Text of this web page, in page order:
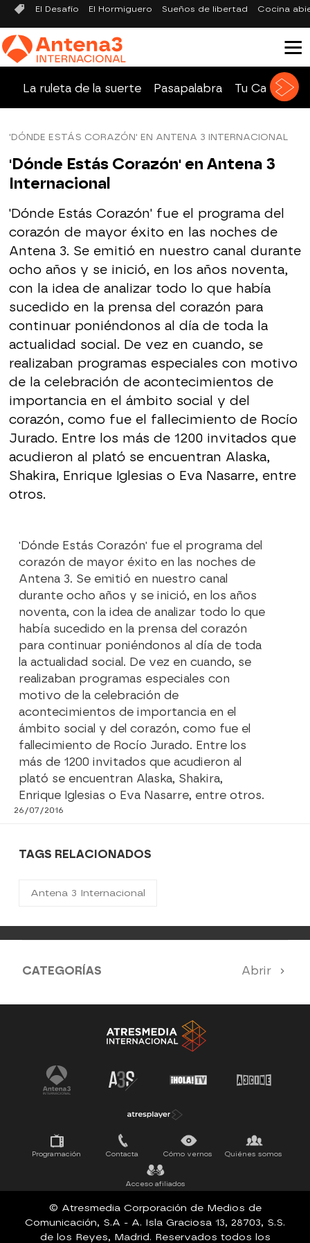
El Desafío El Hormiguero Sueños de libertad Cocina
La ruleta de la suerte Pasapalabra Tu Cara Me
'DÓNDE ESTÁS CORAZÓN' EN ANTENA 3 INTERNACIONAL
'Dónde Estás Corazón' en Antena 3
Internacional
'Dónde Estás Corazón' fue el programa del
corazón de mayor éxito en las noches de
Antena 3. Se emitió en nuestro canal durante
ocho años y se inició, en los años noventa,
con la idea de analizar todo lo que había
sucedido en la prensa del corazón para
continuar poniéndonos al día de toda la
actualidad social. De vez en cuando, se
realizaban programas especiales con motivo
de la celebración de acontecimientos de
importancia en el ámbito social y del
corazón, como fue el fallecimiento de Rocío
Jurado. Entre los más de 1200 invitados que
acudieron al plató se encuentran Alaska,
Shakira, Enrique Iglesias o Eva Nasarre, entre
otros.
'Dónde Estás Corazón' fue el programa del
corazón de mayor éxito en las noches de
Antena 3. Se emitió en nuestro canal
durante ocho años y se inició, en los años
noventa, con la idea de analizar todo lo que
había sucedido en la prensa del corazón
para continuar poniéndonos al día de toda
la actualidad social. De vez en cuando, se
realizaban programas especiales con
motivo de la celebración de
acontecimientos de importancia en el
ámbito social y del corazón, como fue el
fallecimiento de Rocío Jurado. Entre los
más de 1200 invitados que acudieron al
plató se encuentran Alaska, Shakira,
Enrique Iglesias o Eva Nasarre, entre otros.
26/07/2016
TAGS RELACIONADOS
Antena 3 Internacional
CATEGORÍAS Abrir
Antena 3 Noticias El Hormiguero
La Ruleta de la Suerte Tu cara me suena
Pasapalabra
Programación Contacta Cómo vernos Quiénes somos
Acceso afiliados
© Atresmedia Corporación de Medios de
Comunicación, S.A - A. Isla Graciosa 13, 28703, S.S.
de los Reyes, Madrid. Reservados todos los